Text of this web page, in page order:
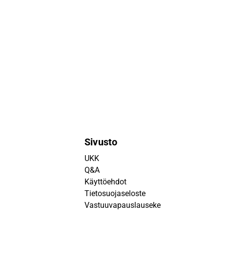
Sivusto
UKK
Q&A
Käyttöehdot
Tietosuojaseloste
Vastuuvapauslauseke